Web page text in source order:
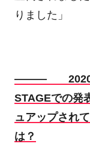
りました」
――― 2020年
STAGEでの発
ュアップされ
は？